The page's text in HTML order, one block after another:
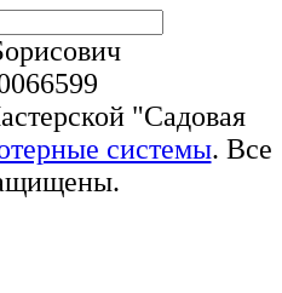
"Садовая
системы. Все